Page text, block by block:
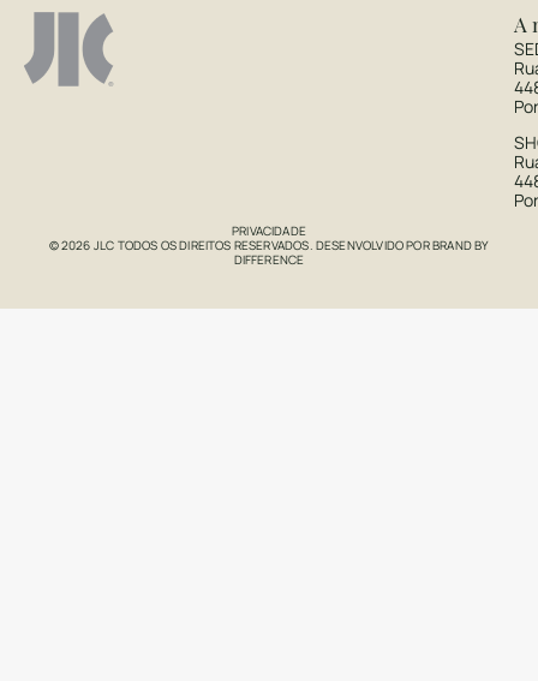
A
PRIVACIDADE
© 2026 JLC TODOS OS DIREITOS RESERVADOS. DESENVOLVIDO PORBRAND BY
DIFFERENCE